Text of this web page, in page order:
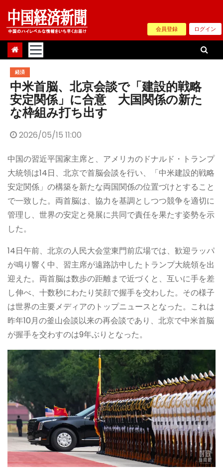
Skip
content
会員登録 ログイン
経済
中米首脳、北京会談で「建設的戦略
安定関係」に合意 大国関係の新た
な枠組み打ち出す
2026/05/15 11:00
中国の習近平国家主席と、アメリカのドナルド・トランプ
大統領は14日、北京で首脳会談を行い、「中米建設的戦略
安定関係」の構築を新たな両国関係の位置づけとすること
で一致した。両首脳は、協力を基調としつつ競争を適切に
管理し、世界の安定と発展に共同で責任を果たす姿勢を示
した。
14日午前、北京の人民大会堂東門前広場では、歓迎ラッパ
が鳴り響く中、習主席が遠路訪中したトランプ大統領を出
迎えた。両首脳は数歩の距離まで近づくと、互いに手を差
し伸べ、十数秒にわたり笑顔で握手を交わした。その様子
は世界の主要メディアのトップニュースとなった。これは
昨年10月の釜山会談以来の再会談であり、北京で中米首脳
が握手を交わすのは9年ぶりとなった。